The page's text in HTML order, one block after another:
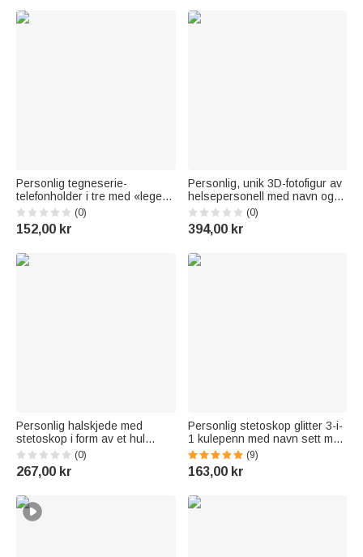
Personlig tegneserie-
telefonholder i tre med «lege»
og «sykepleier» og navn –
takkegave til leger, sykepleiere
og medisinsk personale i
«Sykepleieruken»
(0)
152,00 kr
Personlig, unik 3D-fotofigur av
helsepersonell med navn og
trefot – skrivebordsdekorasjon
og takkegave til leger,
sykepleiere og annet
(0)
394,00 kr
Personlig halskjede med
stetoskop i form av et hul
hjerte og navn – elegant
smykke, en fin gave til
sykepleieruken eller
(0)
267,00 kr
Personlig stetoskop glitter 3-i-
1 kulepenn med navn sett med
2 bursdagssykepleieruke
påskjønnelsesgave til
sykepleier- og legestudent
(9)
163,00 kr